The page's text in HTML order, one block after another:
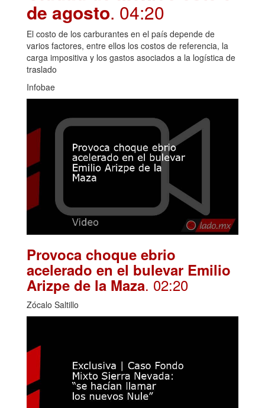
de agosto. 04:20
El costo de los carburantes en el país depende de
varios factores, entre ellos los costos de referencia, la
carga impositiva y los gastos asociados a la logística de
traslado
Infobae
Provoca choque ebrio
acelerado en el bulevar Emilio
Arizpe de la Maza. 02:20
Zócalo Saltillo